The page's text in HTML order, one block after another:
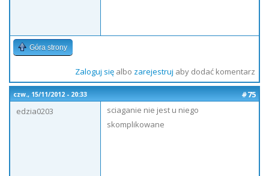
Góra strony
Zaloguj sięalbo zarejestruj aby dodać komentarz
czw., 15/11/2012 - 20:33
#75
edzia0203
sciaganie nie jest u niego
skomplikowane